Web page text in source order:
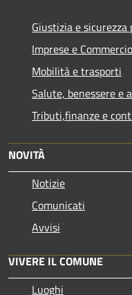
Giustizia e sicurezza
Imprese e Commercio
Mobilità e trasporti
Salute, benessere e
Tributi,finanze e
NOVITÀ
Notizie
Comunicati
Avvisi
VIVERE IL COMUNE
Luoghi